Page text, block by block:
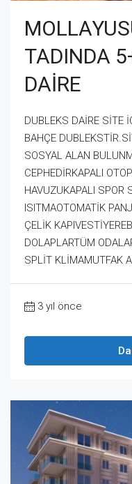
TADINDA
DAİRE
DUBLEKS DAİRE SİTE
BAHÇE
SOSYAL ALAN
CEPHEDİRKAPALI
HAVUZUKAPALI SPOR
ISITMAOTOMATİK
ÇELİK
DOLAPLARTÜM
SPLİT KLİMAMUTFAK
3 yıl önce